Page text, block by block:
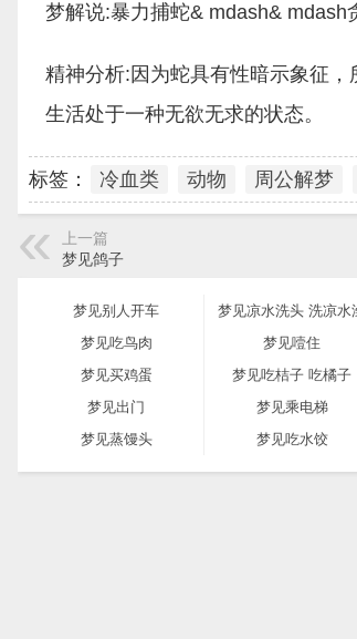
梦解说:暴力捕蛇& mdash& mdash
精神分析:因为蛇具有性暗示象征
生活处于一种无欲无求的状态。
标签： 冷血类 动物 周公解梦
上一篇
梦见鸽子
梦见别人开车 梦见凉水洗头 洗凉水
梦见吃鸟肉
梦见噎住
梦见买鸡蛋
梦见吃桔子 吃橘子
梦见出门
梦见乘电梯
梦见蒸馒头
梦见吃水饺